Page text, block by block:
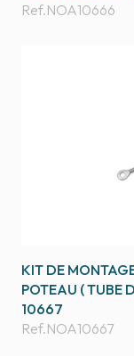
Ref.NOA10666
KIT DE
POTEAU ( TUBE
10667
Ref.NOA10667